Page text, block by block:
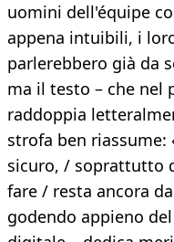
uomini dell'équipe
appena intuibili, i
parlerebbero già da
ma il testo – che nel
raddoppia
strofa ben
sicuro, / soprattutto
fare / resta ancora
godendo appieno